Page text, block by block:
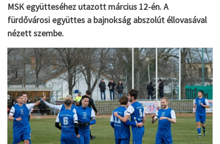
MSK együtteséhez utazott március 12-én. A
fürdővárosi együttes a bajnokság abszolút éllovasával
nézett szembe.